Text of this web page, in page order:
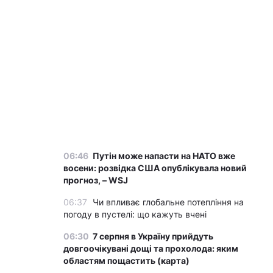
06:46 Путін може напасти на НАТО вже
восени: розвідка США опублікувала новий
прогноз, – WSJ
06:37
Чи впливає глобальне потепління на
погоду в пустелі: що кажуть вчені
06:30 7 серпня в Україну прийдуть
довгоочікувані дощі та прохолода: яким
областям пощастить (карта)